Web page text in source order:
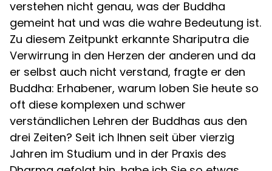
verstehen nicht genau, was der Buddha
gemeint hat und was die wahre Bedeutung ist.
Zu diesem Zeitpunkt erkannte Shariputra die
Verwirrung in den Herzen der anderen und da
er selbst auch nicht verstand, fragte er den
Buddha: Erhabener, warum loben Sie heute so
oft diese komplexen und schwer
verständlichen Lehren der Buddhas aus den
drei Zeiten? Seit ich Ihnen seit über vierzig
Jahren im Studium und in der Praxis des